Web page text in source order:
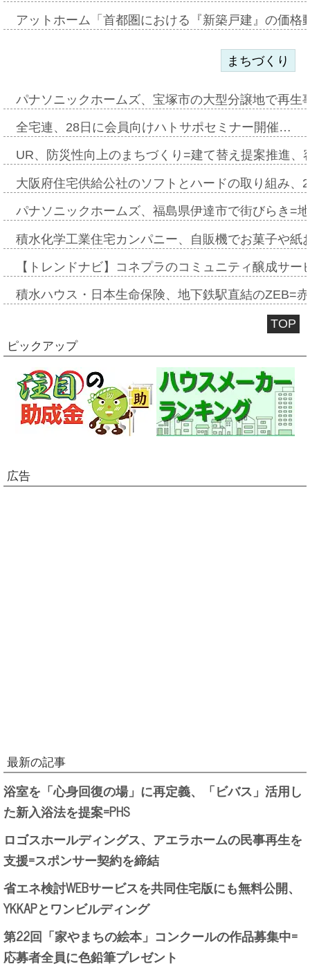
アットホーム「首都圏における『新築戸建』の価
まちづくり
パナソニックホームズ、宝塚市の大型分譲地で再
全宅連、28日に会員向けハトサポセミナー開催…
UR、防災性向上のまちづくり=建て替え提案推進
大阪府住宅供給公社のソフトとハードの取り組み
パナソニックホームズ、福島県伊達市で街びらき=
積水化学工業住宅カンパニー、自販機でお菓子や
【トレンドナビ】コネプラのコミュニティ醸成サ
積水ハウス・日本生命保険、地下鉄駅直結のZEB=
TOP
ピックアップ
広告
最新の記事
浴室を「心身回復の場」に再定義、「ビバス」活用し
た新入浴法を提案=PHS
ロゴスホールディングス、アエラホームの民事再生を
支援=スポンサー契約を締結
省エネ検討WEBサービスを共同住宅版にも無料公開、
YKKAPとワンビルディング
第22回「家やまちの絵本」コンクールの作品募集中=
応募者全員に色鉛筆プレゼント